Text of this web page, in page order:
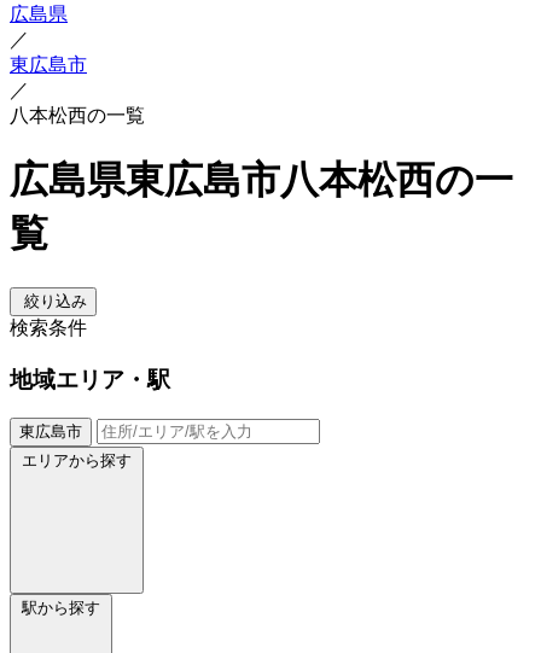
広島県
／
東広島市
／
八本松西の一覧
広島県東広島市八本松西の一
覧
絞り込み
検索条件
地域エリア・駅
東広島市
エリアから探す
駅から探す